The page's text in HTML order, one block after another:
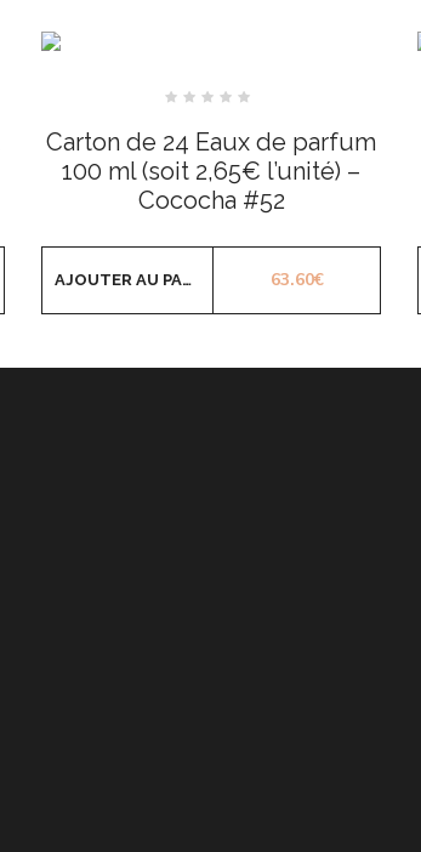
sur
5
Carton de 24 Eaux de parfum
100 ml (soit 2,65€ l’unité) –
Cococha #52
63.60€
AJOUTER AU PANIER